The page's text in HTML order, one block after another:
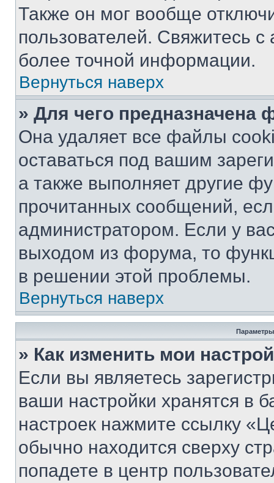
Также он мог вообще
пользователей. Свяжитесь
более точной информации.
Вернуться наверх
» Для чего предназначена
Она удаляет все файлы
оставаться под вашим
а также выполняет другие
прочитанных сообщений,
администратором. Если у
выходом из форума, то
в решении этой проблемы.
Вернуться наверх
Параметры
» Как изменить мои
Если вы являетесь
ваши настройки хранятся в
настроек нажмите ссылку
обычно находится сверху
попадете в центр